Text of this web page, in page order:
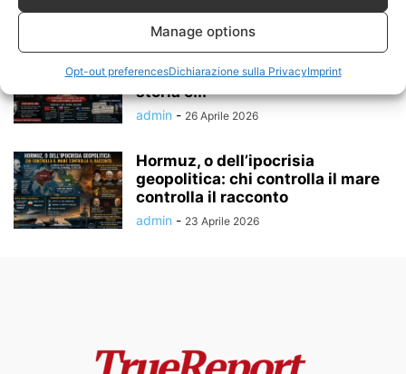
Manage options
Opt-out preferencesDichiarazione sulla PrivacyImprint
admin - 13 Maggio 2026
Putin non è comunista: smontare
una narrativa tra propaganda,
storia e...
admin - 26 Aprile 2026
Hormuz, o dell’ipocrisia
geopolitica: chi controlla il mare
controlla il racconto
admin - 23 Aprile 2026